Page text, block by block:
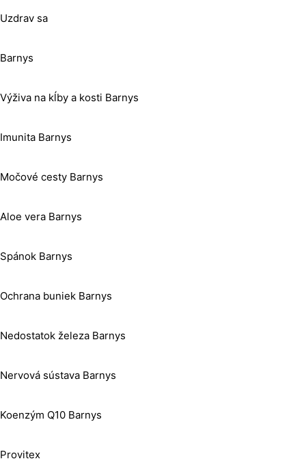
Uzdrav sa
Barnys
Výživa na kĺby a kosti Barnys
Imunita Barnys
Močové cesty Barnys
Aloe vera Barnys
Spánok Barnys
Ochrana buniek Barnys
Nedostatok železa Barnys
Nervová sústava Barnys
Koenzým Q10 Barnys
Provitex